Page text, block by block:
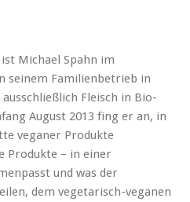
Michael Spahn im
seinem Familienbetrieb in
Fleisch in Bio-
August 2013 fing er an, in
veganer Produkte
Produkte – in einer
und was der
dem vegetarisch-veganen